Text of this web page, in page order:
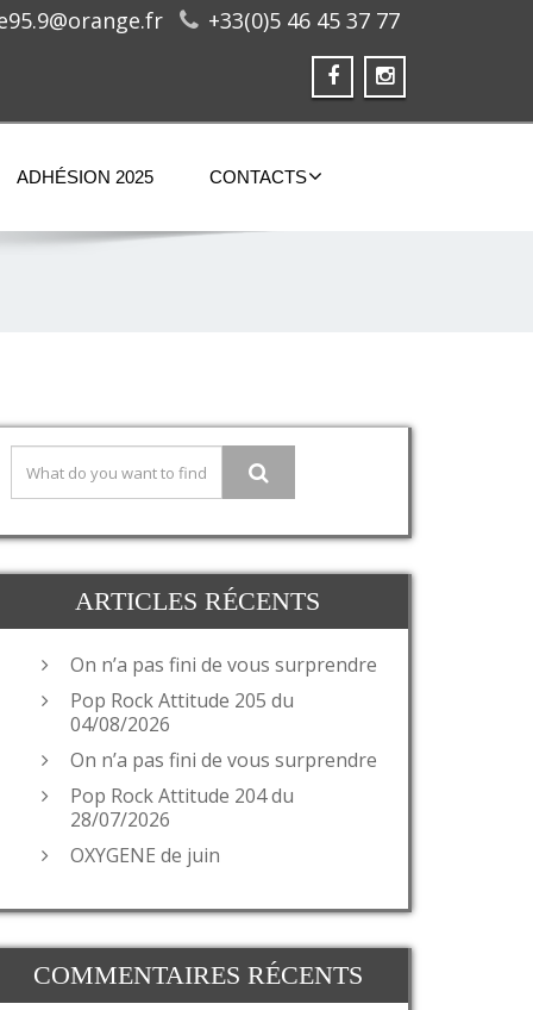
+33(0)5 46 45 37 77
ADHÉSION 2025 CONTACTS
ARTICLES RÉCENTS
On n’a pas fini de vous surprendre
Pop Rock Attitude 205 du
04/08/2026
On n’a pas fini de vous surprendre
Pop Rock Attitude 204 du
28/07/2026
OXYGENE de juin
COMMENTAIRES RÉCENTS